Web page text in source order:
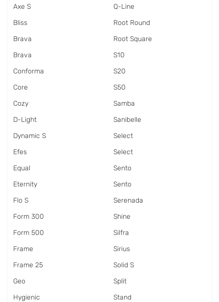
Axe S
Bliss
Brava
Brava
Conforma
Core
Cozy
D-Light
Dynamic S
Efes
Equal
Eternity
Flo S
Form 300
Form 500
Frame
Frame 25
Geo
Hygienic
Q-Line
Root Round
Root Square
S10
S20
S50
Samba
Sanibelle
Select
Select
Sento
Sento
Serenada
Shine
Silfra
Sirius
Solid S
Split
Stand